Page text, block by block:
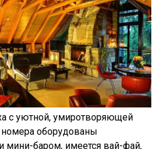
с уютной, умиротворяющей
оборудованы
мини-баром, имеется вай-фай,